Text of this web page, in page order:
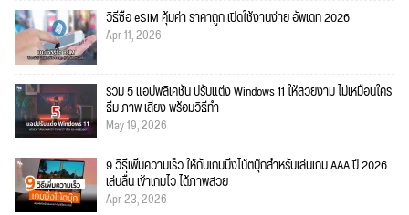
วิธีซื้อ eSIM คุ้มค่า ราคาถูก เปิดใช้งานง่าย อัพเดท 2026
Apr 11, 2026
รวม 5 แอปพลิเคชัน ปรับแต่ง Windows 11 ให้สวยงาม ไม่เหมือนใคร
ธีม ภาพ เสียง พร้อมวิธีทำ
May 19, 2026
9 วิธีเพิ่มความเร็ว ให้กับเกมมิ่งโน้ตบุ๊กสำหรับเล่นเกม AAA ปี 2026
เล่นลื่น เข้าเกมไว ได้ภาพสวย
Apr 23, 2026